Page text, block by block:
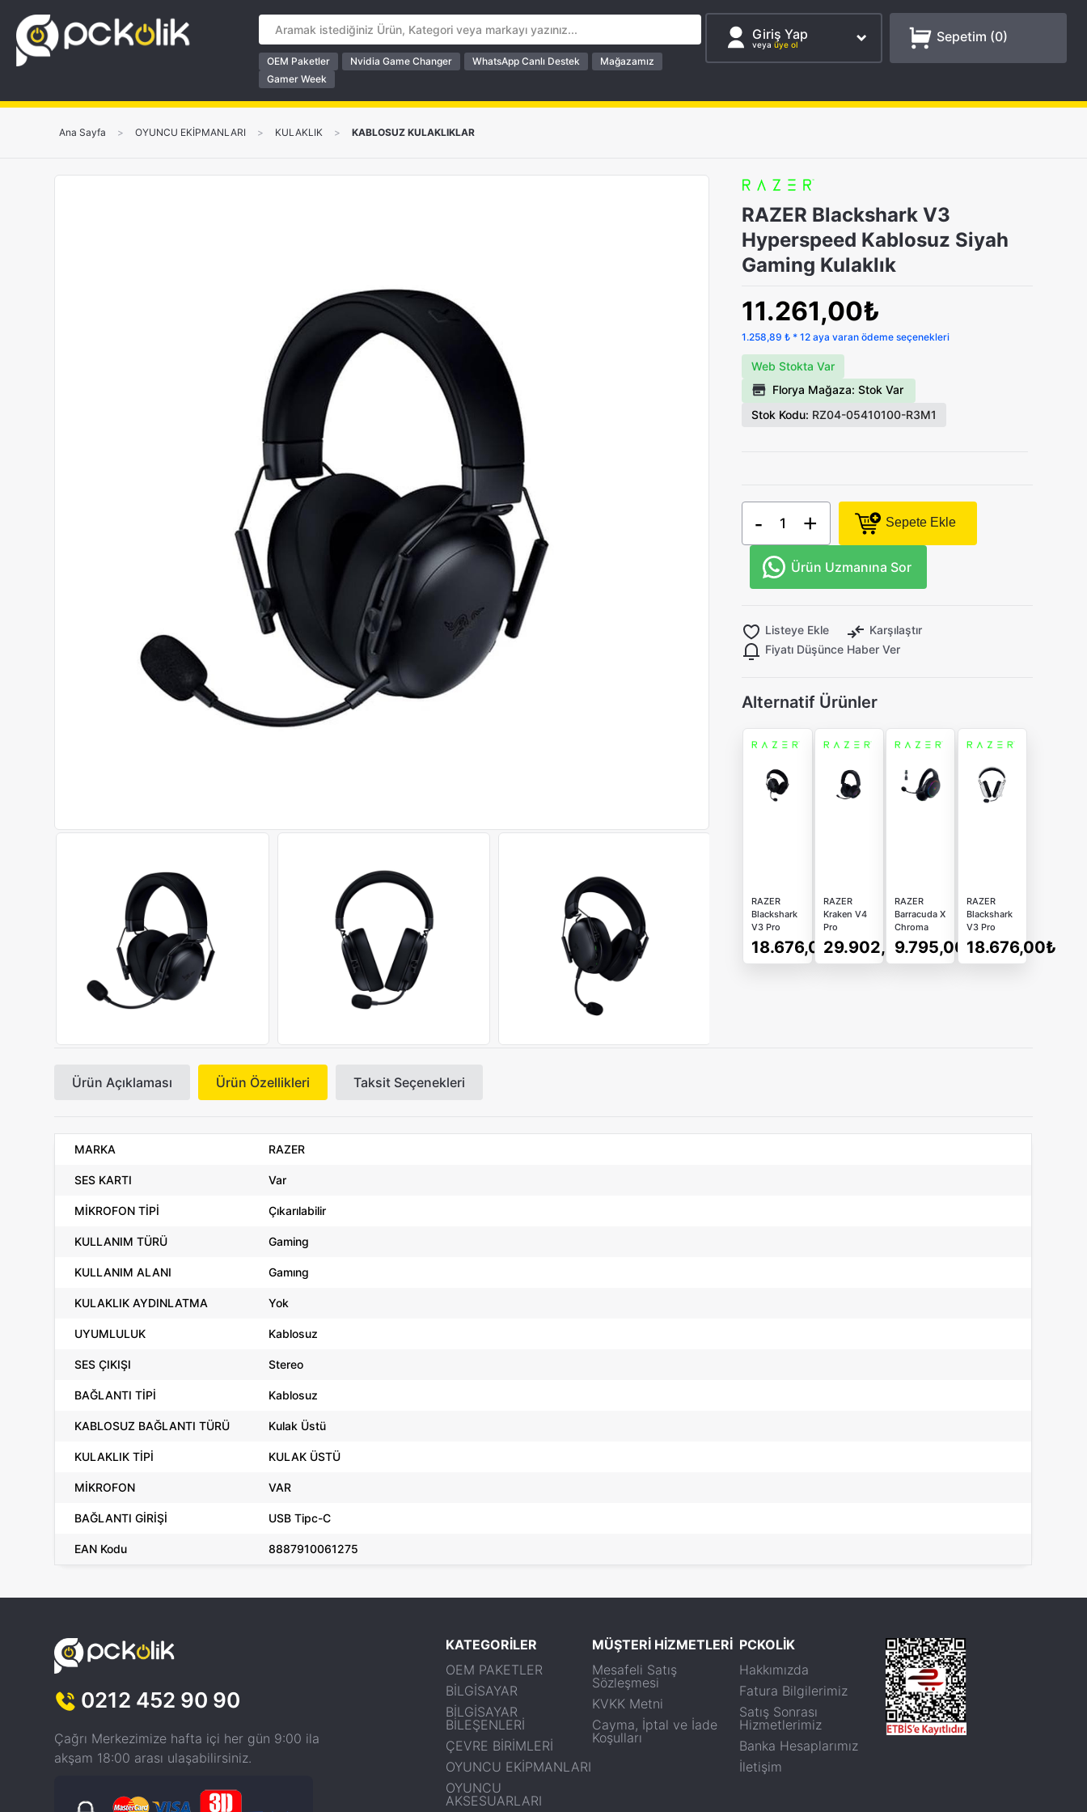
OEM Paketler Nvidia Game Changer WhatsApp Canlı Destek
Mağazamız
Gamer Week
Giriş Yap
veya üye ol Sepetim (0)
Ana Sayfa > OYUNCU EKİPMANLARI > KULAKLIK > KABLOSUZ KULAKLIKLAR
RAZER Blackshark V3
Hyperspeed Kablosuz Siyah
Gaming Kulaklık
11.261,00₺
1.258,89 ₺ * 12 aya varan ödeme seçenekleri
Web Stokta Var
Florya Mağaza: Stok Var
Stok Kodu: RZ04-05410100-R3M1
- + Sepete Ekle
Ürün Uzmanına Sor
Listeye Ekle
Karşılaştır
Fiyatı Düşünce Haber Ver
Alternatif Ürünler
RAZER
Blackshark
V3 Pro
Kablosuz
Siyah
Gaming
18.676,00₺
RAZER
Kraken V4
Pro
Kablosuz
Siyah
Gaming
29.902,00₺
RAZER
Barracuda X
Chroma
Kablosuz
Siyah
Gaming
9.795,00₺
RAZER
Blackshark
V3 Pro
Kablosuz
Beyaz
Gaming
18.676,00₺
Ürün Açıklaması Ürün Özellikleri Taksit Seçenekleri
MARKA RAZER
SES KARTI Var
MİKROFON TİPİ Çıkarılabilir
KULLANIM TÜRÜ Gaming
KULLANIM ALANI Gamıng
KULAKLIK AYDINLATMA Yok
UYUMLULUK Kablosuz
SES ÇIKIŞI Stereo
BAĞLANTI TİPİ Kablosuz
KABLOSUZ BAĞLANTI TÜRÜ Kulak Üstü
KULAKLIK TİPİ KULAK ÜSTÜ
MİKROFON VAR
BAĞLANTI GİRİŞİ USB Tipc-C
EAN Kodu 8887910061275
0212 452 90 90
Çağrı Merkezimize hafta içi her gün 9:00 ila
akşam 18:00 arası ulaşabilirsiniz.
KATEGORİLER
OEM PAKETLER
BİLGİSAYAR
BİLGİSAYAR
BİLEŞENLERİ
ÇEVRE BİRİMLERİ
OYUNCU EKİPMANLARI
OYUNCU
AKSESUARLARI
MÜŞTERİ HİZMETLERİ
Mesafeli Satış
Sözleşmesi
KVKK Metni
Cayma, İptal ve İade
Koşulları
PCKOLİK
Hakkımızda
Fatura Bilgilerimiz
Satış Sonrası
Hizmetlerimiz
Banka Hesaplarımız
İletişim